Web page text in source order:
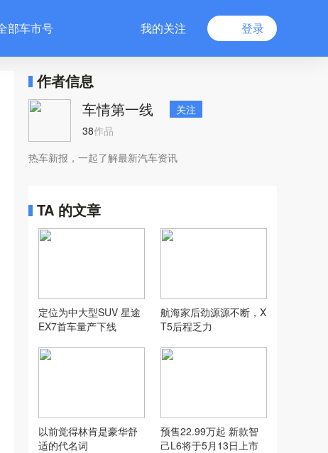
部车市号 我的关注 登录
作者信息
车情第一线
关注
38作品
热车新报，一起了解最新汽车资讯
TA 的文章
定位为中大型SUV 星途
EX7首车量产下线
航海家后劲源源不断，X
T5后程乏力
以前觉得林肯是豪华舒
适的代名词
预售22.99万起 新款智
己L6将于5月13日上市